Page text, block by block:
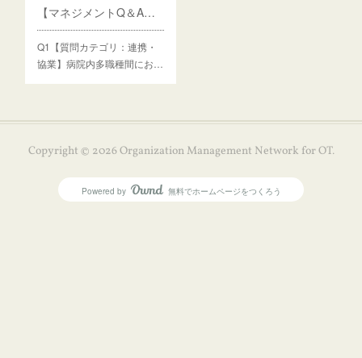
【マネジメントQ＆A】Q1 病院内多職種間の情報の共有化、コミュニケーション、連携不足の改善方法は？
Q1【質問カテゴリ：連携・
協業】病院内多職種間にお…
Copyright © 2026Organization Management Network for OT.
Powered by AmebaOwnd
無料でホームページをつくろう